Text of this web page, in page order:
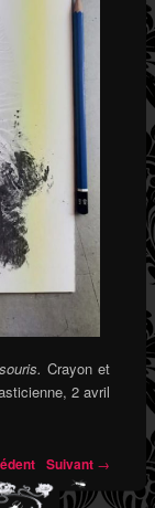
Crayon et
2 avril
Suivant →